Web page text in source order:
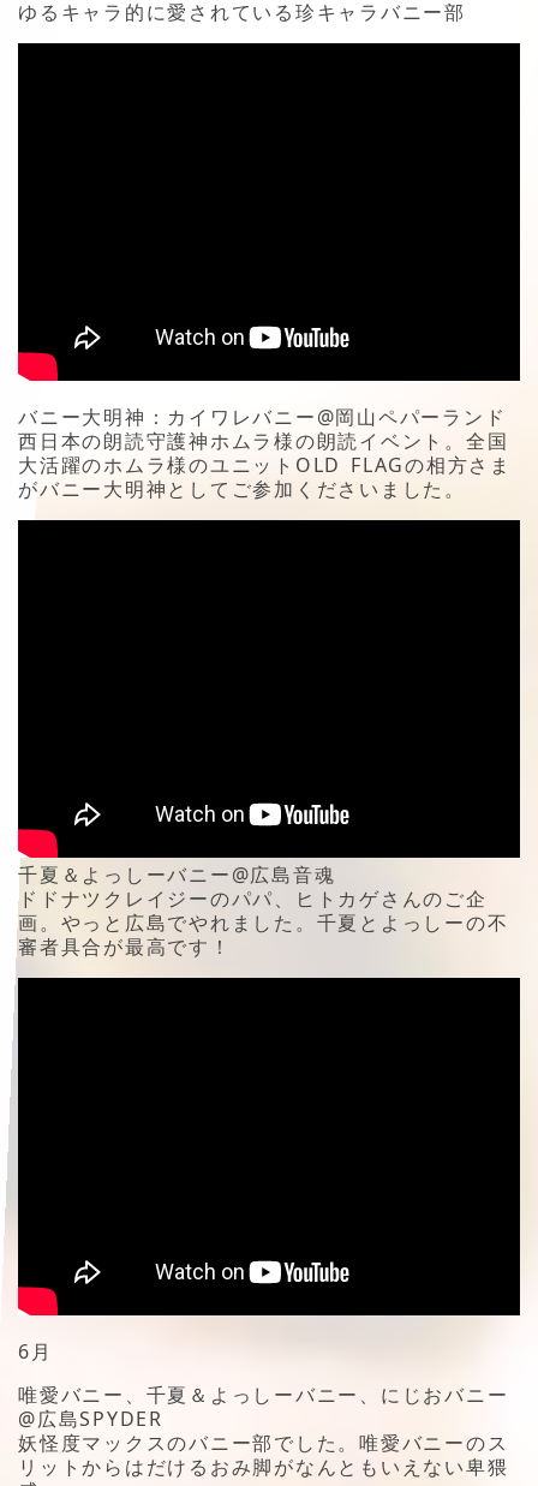
ゆるキャラ的に愛されている珍キャラバニー部
バニー大明神：カイワレバニー@岡山ペパーランド
西日本の朗読守護神ホムラ様の朗読イベント。全国
大活躍のホムラ様のユニットOLD FLAGの相方さま
がバニー大明神としてご参加くださいました。
千夏＆よっしーバニー@広島音魂
ドドナツクレイジーのパパ、ヒトカゲさんのご企
画。やっと広島でやれました。千夏とよっしーの不
審者具合が最高です！
6月
唯愛バニー、千夏＆よっしーバニー、にじおバニー
@広島SPYDER
妖怪度マックスのバニー部でした。唯愛バニーのス
リットからはだけるおみ脚がなんともいえない卑猥